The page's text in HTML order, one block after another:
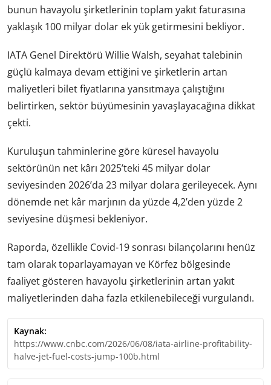
bunun havayolu şirketlerinin toplam yakıt faturasına
yaklaşık 100 milyar dolar ek yük getirmesini bekliyor.
IATA Genel Direktörü Willie Walsh, seyahat talebinin
güçlü kalmaya devam ettiğini ve şirketlerin artan
maliyetleri bilet fiyatlarına yansıtmaya çalıştığını
belirtirken, sektör büyümesinin yavaşlayacağına dikkat
çekti.
Kuruluşun tahminlerine göre küresel havayolu
sektörünün net kârı 2025’teki 45 milyar dolar
seviyesinden 2026’da 23 milyar dolara gerileyecek. Aynı
dönemde net kâr marjının da yüzde 4,2’den yüzde 2
seviyesine düşmesi bekleniyor.
Raporda, özellikle Covid-19 sonrası bilançolarını henüz
tam olarak toparlayamayan ve Körfez bölgesinde
faaliyet gösteren havayolu şirketlerinin artan yakıt
maliyetlerinden daha fazla etkilenebileceği vurgulandı.
Kaynak:
https://www.cnbc.com/2026/06/08/iata-airline-profitability-
halve-jet-fuel-costs-jump-100b.html